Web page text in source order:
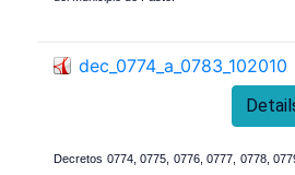
dec_0774_a_0783_102010
Decretos 0774, 0775, 0776, 0777, 0778,